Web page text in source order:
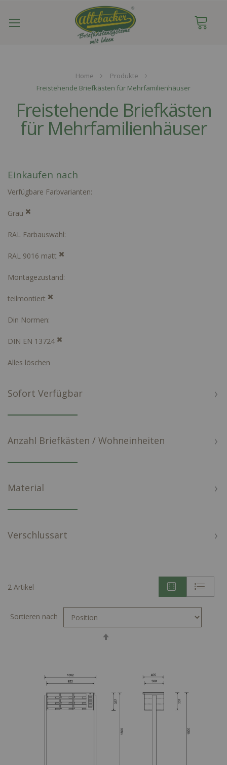
Home
Produkte
Freistehende Briefkästen für Mehrfamilienhäuser
Freistehende Briefkästen
für Mehrfamilienhäuser
Einkaufen nach
Verfügbare Farbvarianten
Grau
RAL Farbauswahl
RAL 9016 matt
Montagezustand
teilmontiert
Din Normen
DIN EN 13724
Alles löschen
Sofort Verfügbar
Anzahl Briefkästen / Wohneinheiten
Material
Verschlussart
2 Artikel
Sortieren nach
Reihenfolge